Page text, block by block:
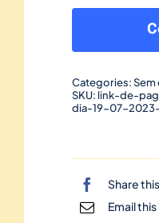
Categories:Sem
SKU: link-de-
dia-19-07-
Share this
Email this